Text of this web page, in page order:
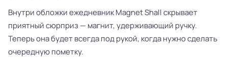
Внутри обложки ежедневник Magnet Shall скрывает
приятный сюрприз — магнит, удерживающий ручку.
Теперь она будет всегда под рукой, когда нужно сделать
очередную пометку.